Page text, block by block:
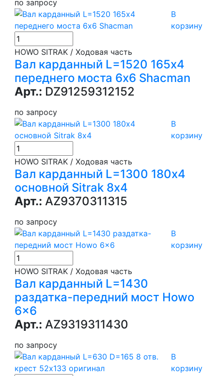
по запросу
В
корзину
HOWO SITRAK / Ходовая часть
Вал карданный L=1520 165х4
переднего моста 6х6 Shacman
Арт.: DZ91259312152
по запросу
В
корзину
HOWO SITRAK / Ходовая часть
Вал карданный L=1300 180х4
основной Sitrak 8х4
Арт.: AZ9370311315
по запросу
В
корзину
HOWO SITRAK / Ходовая часть
Вал карданный L=1430
раздатка-передний мост Howo
6x6
Арт.: AZ9319311430
по запросу
В
корзину